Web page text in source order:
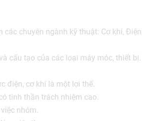
các chuyên ngành kỹ thuật: Cơ khí,
cấu tạo của các loại máy móc, thiết bị.
điện, cơ khí là một lợi thế.
tinh thần trách nhiệm cao.
nhóm.